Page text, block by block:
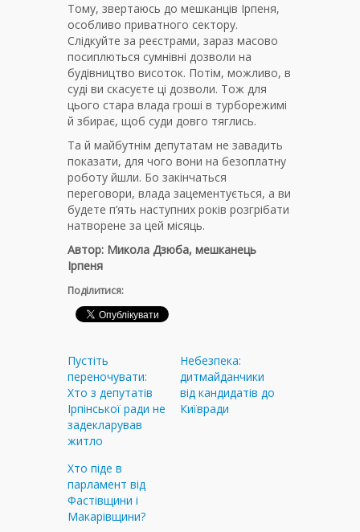
Тому, звертаюсь до мешканців Ірпеня,
особливо приватного сектору.
Слідкуйте за реєстрами, зараз масово
посиплються сумнівні дозволи на
будівництво висоток. Потім, можливо, в
суді ви скасуєте ці дозволи. Тож для
цього стара влада гроші в турборежимі
й збирає, щоб суди довго тяглись.
Та й майбутнім депутатам не завадить
показати, для чого вони на безоплатну
роботу йшли. Бо закінчаться
переговори, влада зацементується, а ви
будете п’ять наступних років розгрібати
натворене за цей місяць.
Автор: Микола Дзюба, мешканець
Ірпеня
Поділитися:
Пустіть
переночувати:
Хто з депутатів
Ірпінської ради не
задекларував
житло
Небезпека:
дитмайданчики
від кандидатів до
Київради
Хто піде в
парламент від
Фастівщини і
Макарівщини?